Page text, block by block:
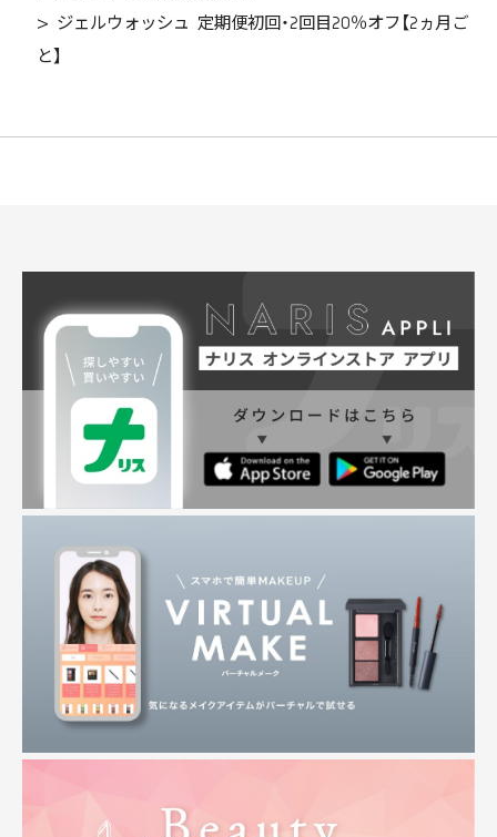
> ジェルウォッシュ 定期便初回・2回目20％オフ【2ヵ月ご
と】